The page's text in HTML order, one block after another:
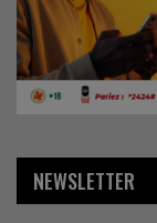
NEWSLETTER